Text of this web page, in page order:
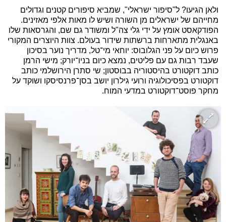
ולאן הגיעו? ל"סיפור ישראלי", שמביא סיפורים קטנים וגדולים
מחייהם של ישראלים מן השורה ושיש לו מאות אלפי מאזינים.
הפודקאסט אומץ על ידי גלי צה"ל ומשודר גם שם, והגרסאות שלו
באנגלית מתארחות ברשתות שידור בעולם. צוות היוצרים המקורי
פרוש כיום על פני הגלובוס: יוחאי מי־טל, מדריך נוער בסיכון
שעבד רבות גם עם פליטים, נמצא כיום בניו־יורק; מישי הרמן
כותב דוקטורט בהיסטוריה בבוסטון; שי סתרן הירושלמי כותב
דוקטורט בפסיכולוגיה ורועי גילרון יושב בסן־פרנסיסקו ושוקד על
מחקר פוסט־דוקטורט במדעי המוח.